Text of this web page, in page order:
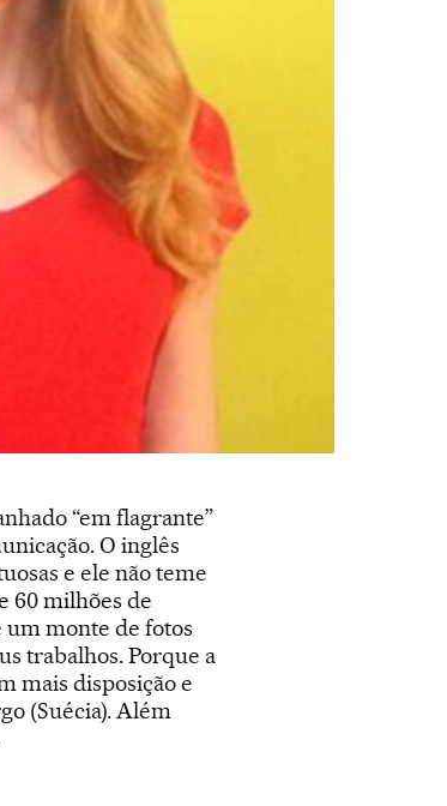
“em flagrante”
O inglês
e ele não teme
60 milhões de
um monte de fotos
trabalhos. Porque a
mais disposição e
(Suécia). Além